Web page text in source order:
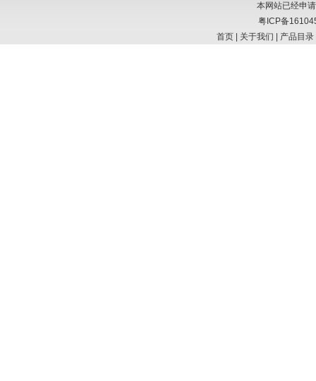
本网站已经申
粤ICP备
首页
关于我们 产品目录